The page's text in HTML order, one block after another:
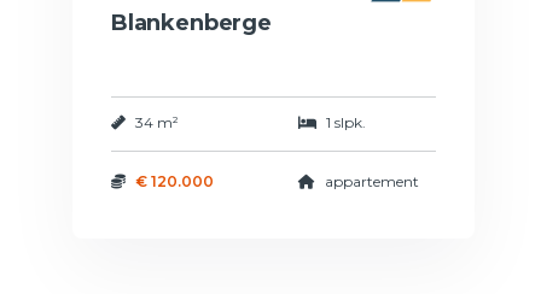
Blankenberge
34 m² 1 slpk.
€ 120.000 appartement